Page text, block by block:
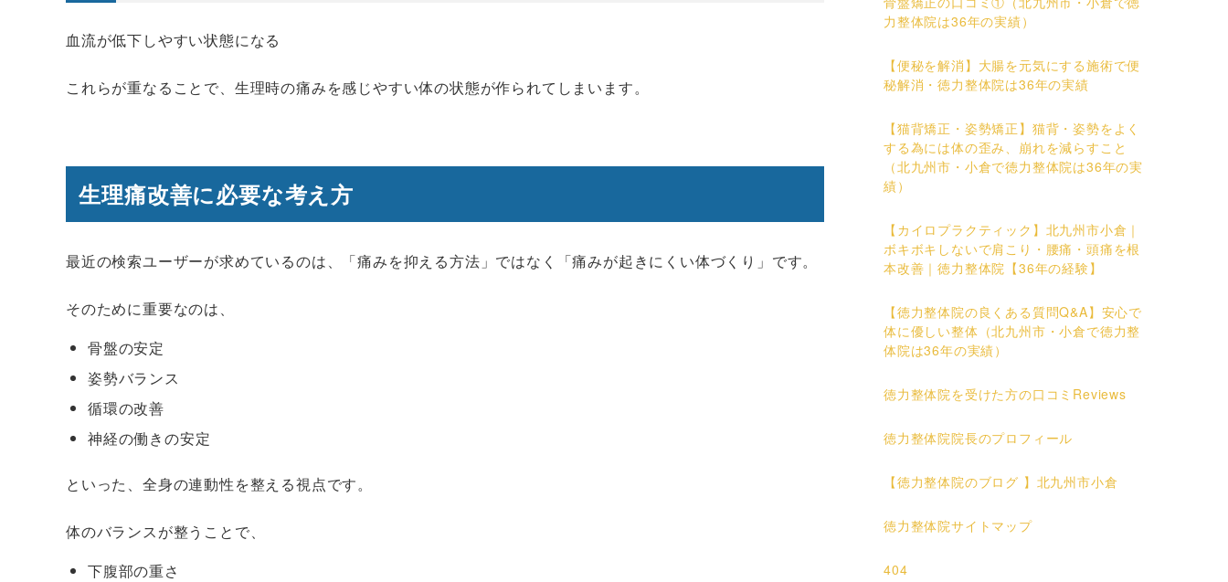
血流が低下しやすい状態になる
これらが重なることで、生理時の痛みを感じやすい体の状態が作られてしまいます。
生理痛改善に必要な考え方
最近の検索ユーザーが求めているのは、「痛みを抑える方法」ではなく「痛みが起きにくい体づくり」です。
そのために重要なのは、
骨盤の安定
姿勢バランス
循環の改善
神経の働きの安定
といった、全身の連動性を整える視点です。
体のバランスが整うことで、
下腹部の重さ
力整体院は36年の実績）
【便秘を解消】大腸を元気にする施術で便
秘解消・徳力整体院は36年の実績
【猫背矯正・姿勢矯正】猫背・姿勢をよく
する為には体の歪み、崩れを減らすこと
（北九州市・小倉で徳力整体院は36年の実
績）
【カイロプラクティック】北九州市小倉｜
ボキボキしないで肩こり・腰痛・頭痛を根
本改善｜徳力整体院【36年の経験】
【徳力整体院の良くある質問Q&A】安心で
体に優しい整体（北九州市・小倉で徳力整
体院は36年の実績）
徳力整体院を受けた方の口コミReviews
徳力整体院院長のプロフィール
【徳力整体院のブログ 】北九州市小倉
徳力整体院サイトマップ
404